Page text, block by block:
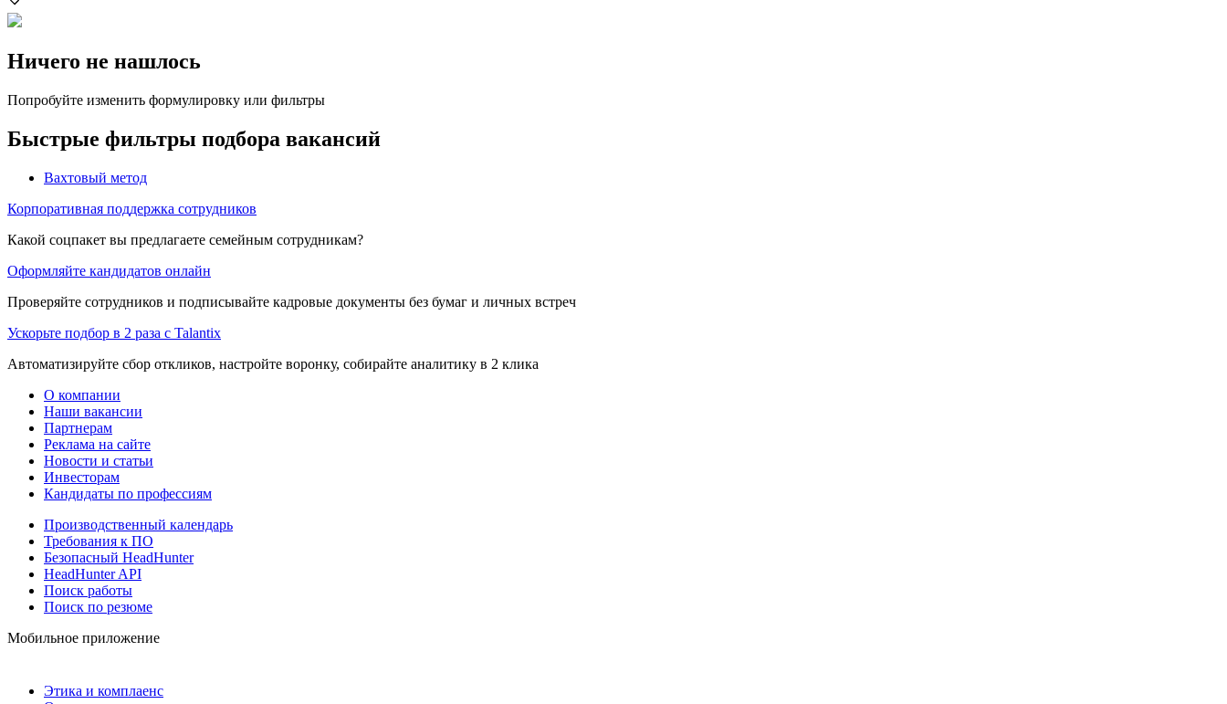
Ничего не нашлось
Попробуйте изменить формулировку или фильтры
Быстрые фильтры подбора вакансий
Вахтовый метод
Корпоративная поддержка сотрудников
Какой соцпакет вы предлагаете семейным сотрудникам?
Оформляйте кандидатов онлайн
Проверяйте сотрудников и подписывайте кадровые документы без бумаг и личных встреч
Ускорьте подбор в 2 раза с Talantix
Автоматизируйте сбор откликов, настройте воронку, собирайте аналитику в 2 клика
О компании
Наши вакансии
Партнерам
Реклама на сайте
Новости и статьи
Инвесторам
Кандидаты по профессиям
Производственный календарь
Требования к ПО
Безопасный HeadHunter
HeadHunter API
Поиск работы
Поиск по резюме
Мобильное приложение
Этика и комплаенс